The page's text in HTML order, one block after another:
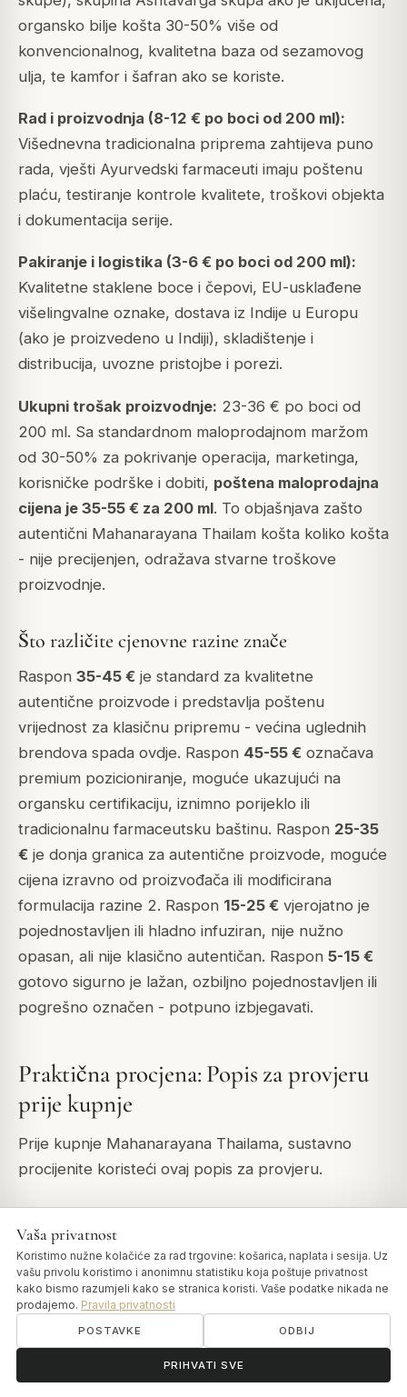
organsko bilje košta 30-50% više od
konvencionalnog, kvalitetna baza od sezamovog
ulja, te kamfor i šafran ako se koriste.
Rad i proizvodnja (8-12 € po boci od 200 ml):
Višednevna tradicionalna priprema zahtijeva puno
rada, vješti Ayurvedski farmaceuti imaju poštenu
plaću, testiranje kontrole kvalitete, troškovi objekta
i dokumentacija serije.
Pakiranje i logistika (3-6 € po boci od 200 ml):
Kvalitetne staklene boce i čepovi, EU-usklađene
višelingvalne oznake, dostava iz Indije u Europu
(ako je proizvedeno u Indiji), skladištenje i
distribucija, uvozne pristojbe i porezi.
Ukupni trošak proizvodnje: 23-36 € po boci od
200 ml. Sa standardnom maloprodajnom maržom
od 30-50% za pokrivanje operacija, marketinga,
korisničke podrške i dobiti, poštena maloprodajna
cijena je 35-55 € za 200 ml. To objašnjava zašto
autentični Mahanarayana Thailam košta koliko košta
- nije precijenjen, odražava stvarne troškove
proizvodnje.
Što različite cjenovne razine znače
Raspon 35-45 € je standard za kvalitetne
autentične proizvode i predstavlja poštenu
vrijednost za klasičnu pripremu - većina uglednih
brendova spada ovdje. Raspon 45-55 € označava
premium pozicioniranje, moguće ukazujući na
organsku certifikaciju, iznimno porijeklo ili
tradicionalnu farmaceutsku baštinu. Raspon 25-35
€ je donja granica za autentične proizvode, moguće
cijena izravno od proizvođača ili modificirana
formulacija razine 2. Raspon 15-25 € vjerojatno je
pojednostavljen ili hladno infuziran, nije nužno
opasan, ali nije klasično autentičan. Raspon 5-15 €
gotovo sigurno je lažan, ozbiljno pojednostavljen ili
pogrešno označen - potpuno izbjegavati.
Praktična procjena: Popis za provjeru
prije kupnje
Prije kupnje Mahanarayana Thailama, sustavno
procijenite koristeći ovaj popis za provjeru.
Popis za provjeru prije online kupnje (prije
dodavanja u košaricu)
Pregled popisa sastojaka:Navodi najmanje 45+
specifičnih biljaka (idealno 50-57), uključuje
Dashamoolu (10 korijena), uključuje Ashwagandhu,
Balu, Shatavari, specificira bazu od sezamovog ulja,
spominje kamfor i daje botanička imena ili jasne
Vaša privatnost
Koristimo nužne kolačiće za rad trgovine: košarica, naplata i sesija. Uz
vašu privolu koristimo i anonimnu statistiku koja poštuje privatnost
kako bismo razumjeli kako se stranica koristi. Vaše podatke nikada ne
prodajemo. Pravila privatnosti
POSTAVKE ODBIJ
PRIHVATI SVE